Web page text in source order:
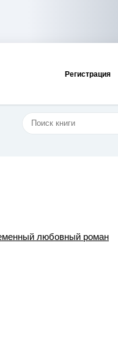
Регистрация
любовный роман